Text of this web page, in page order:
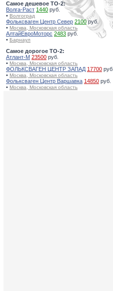
Самое дешевое ТО-2:
Волга-Раст 1440 руб.
• Волгоград
Фольксваген Центр Север 2100руб.
• Москва, Московская область
АлтайЕвроМоторс 2483 руб.
• Барнаул
Самое дорогое ТО-2:
Атлант-М 23500 руб.
• Москва, Московская область
ФОЛЬКСВАГЕН ЦЕНТР ЗАПАД 17700 руб.
• Москва, Московская область
Фольксваген Центр Варшавка 14850 руб.
• Москва, Московская область